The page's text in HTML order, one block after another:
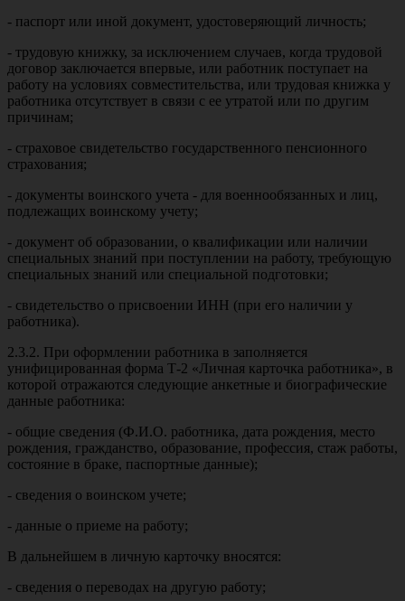
- паспорт или иной документ, удостоверяющий личность;
- трудовую книжку, за исключением случаев, когда трудовой
договор заключается впервые, или работник поступает на
работу на условиях совместительства, или трудовая книжка у
работника отсутствует в связи с ее утратой или по другим
причинам;
- страховое свидетельство государственного пенсионного
страхования;
- документы воинского учета - для военнообязанных и лиц,
подлежащих воинскому учету;
- документ об образовании, о квалификации или наличии
специальных знаний при поступлении на работу, требующую
специальных знаний или специальной подготовки;
- свидетельство о присвоении ИНН (при его наличии у
работника).
2.3.2. При оформлении работника в заполняется
унифицированная форма Т-2 «Личная карточка работника», в
которой отражаются следующие анкетные и биографические
данные работника:
- общие сведения (Ф.И.О. работника, дата рождения, место
рождения, гражданство, образование, профессия, стаж работы,
состояние в браке, паспортные данные);
- сведения о воинском учете;
- данные о приеме на работу;
В дальнейшем в личную карточку вносятся:
- сведения о переводах на другую работу;